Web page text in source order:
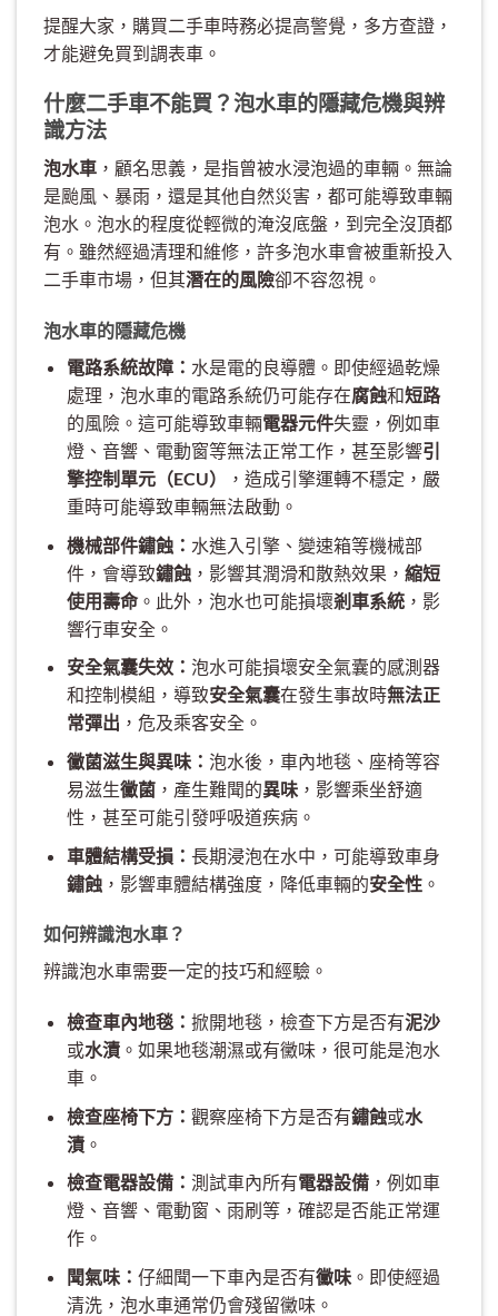
提醒大家，購買二手車時務必提高警覺，多方查證，
才能避免買到調表車。
什麼二手車不能買？泡水車的隱藏危機與辨
識方法
泡水車 ，顧名思義，是指曾被水浸泡過的車輛。無論
是颱風、暴雨，還是其他自然災害，都可能導致車輛
泡水。泡水的程度從輕微的淹沒底盤，到完全沒頂都
有。雖然經過清理和維修，許多泡水車會被重新投入
二手車市場，但其潛在的風險卻不容忽視。
泡水車的隱藏危機
電路系統故障： 水是電的良導體。即使經過乾燥
處理，泡水車的電路系統仍可能存在腐蝕和短路
的風險。這可能導致車輛電器元件失靈，例如車
燈、音響、電動窗等無法正常工作，甚至影響引
擎控制單元（ECU）
，造成引擎運轉不穩定，嚴
重時可能導致車輛無法啟動。
機械部件鏽蝕： 水進入引擎、變速箱等機械部
件，會導致鏽蝕，影響其潤滑和散熱效果， 縮短
使用壽命。此外，泡水也可能損壞剎車系統，影
響行車安全。
安全氣囊失效： 泡水可能損壞安全氣囊的感測器
和控制模組，導致安全氣囊在發生事故時無法正
常彈出 ，危及乘客安全。
黴菌滋生與異味： 泡水後，車內地毯、座椅等容
易滋生黴菌，產生難聞的異味，影響乘坐舒適
性，甚至可能引發呼吸道疾病。
車體結構受損： 長期浸泡在水中，可能導致車身
鏽蝕，影響車體結構強度，降低車輛的安全性。
如何辨識泡水車？
辨識泡水車需要一定的技巧和經驗。
檢查車內地毯： 掀開地毯，檢查下方是否有泥沙
或水漬。如果地毯潮濕或有黴味，很可能是泡水
車。
檢查座椅下方： 觀察座椅下方是否有鏽蝕或水
漬。
檢查電器設備： 測試車內所有電器設備，例如車
燈、音響、電動窗、雨刷等，確認是否能正常運
作。
聞氣味： 仔細聞一下車內是否有黴味。即使經過
清洗，泡水車通常仍會殘留黴味。